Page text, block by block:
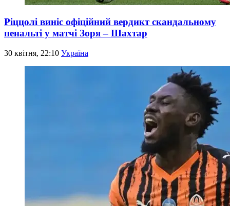
Ріццолі виніс офіційний вердикт скандальному
пенальті у матчі Зоря – Шахтар
30 квітня, 22:10 Україна